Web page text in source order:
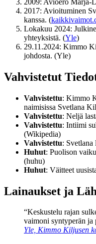
2017: Avioituminen
kanssa. (
Lokakuu 2024:
yhteyksistä. (Yle)
29.11.2024: Kimmo
johdosta. (Yle)
Vahvistetut
Vahvistettu: Kimmo
naimisissa Svetlana
Vahvistettu: Neljä
Vahvistettu: Intiimi
(Wikipedia)
Vahvistettu:
Huhut: Puolison
(huhu)
Huhut: Väitteet
Lainaukset ja
“Keskustelu rajan
vaimoni syntyperän ja
Yle, Kimmo Kiljusen